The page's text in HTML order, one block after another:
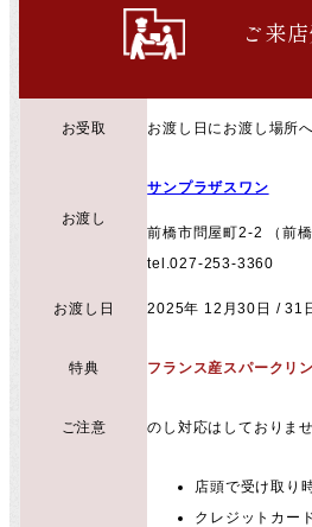
ご来
お受取 お渡し日にお渡し場所
お渡し
サンプラザスワン
前橋市問屋町2-2 （前
tel.027-253-3360
お渡し日 2025年 12月30日 /
特典 フランス産スパークリ
ご注意 のし対応はしておりませ
店頭で受け取り
クレジットカー